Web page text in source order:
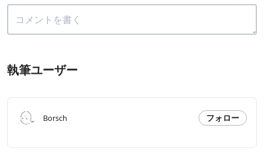
執筆ユーザー
Borsch フォロー